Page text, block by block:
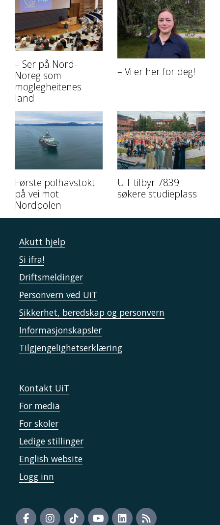
– Ser på Nord-
Noreg som
moglegheitenes
land
– Vi er her for deg!
Første polhavstokt
på vei mot
Nordpolen
UiT tilbyr 7839
søkere studieplass
Akutt hjelp
Si ifra!
Driftsmeldinger
Personvern ved UiT
Sikkerhet, beredskap og personvern
Informasjonskapsler
Tilgjengelighetserklæring
Kontakt UiT
For media
For skoler
Ledige stillinger
English website
Logg inn